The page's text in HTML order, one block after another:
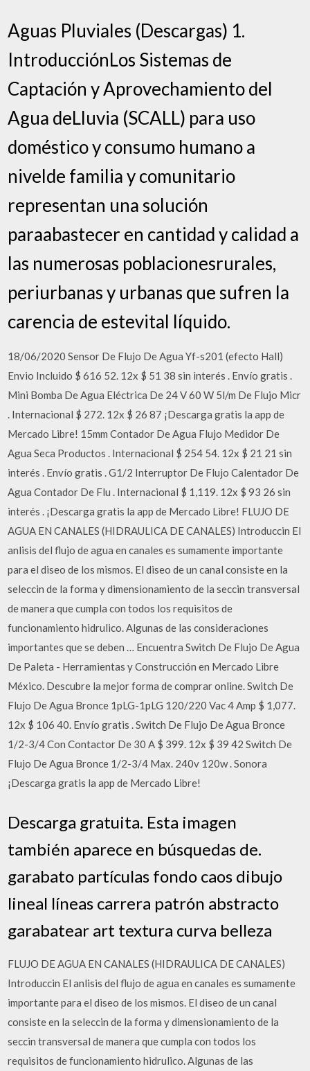
Aguas Pluviales (Descargas) 1.
IntroducciónLos Sistemas de
Captación y Aprovechamiento del
Agua deLluvia (SCALL) para uso
doméstico y consumo humano a
nivelde familia y comunitario
representan una solución
paraabastecer en cantidad y calidad a
las numerosas poblacionesrurales,
periurbanas y urbanas que sufren la
carencia de estevital líquido.
18/06/2020 Sensor De Flujo De Agua Yf-s201 (efecto Hall)
Envio Incluido $ 616 52. 12x $ 51 38 sin interés . Envío gratis .
Mini Bomba De Agua Eléctrica De 24 V 60 W 5l/m De Flujo Micr
. Internacional $ 272. 12x $ 26 87 ¡Descarga gratis la app de
Mercado Libre! 15mm Contador De Agua Flujo Medidor De
Agua Seca Productos . Internacional $ 254 54. 12x $ 21 21 sin
interés . Envío gratis . G1/2 Interruptor De Flujo Calentador De
Agua Contador De Flu . Internacional $ 1,119. 12x $ 93 26 sin
interés . ¡Descarga gratis la app de Mercado Libre! FLUJO DE
AGUA EN CANALES (HIDRAULICA DE CANALES) Introduccin El
anlisis del flujo de agua en canales es sumamente importante
para el diseo de los mismos. El diseo de un canal consiste en la
seleccin de la forma y dimensionamiento de la seccin transversal
de manera que cumpla con todos los requisitos de
funcionamiento hidrulico. Algunas de las consideraciones
importantes que se deben … Encuentra Switch De Flujo De Agua
De Paleta - Herramientas y Construcción en Mercado Libre
México. Descubre la mejor forma de comprar online. Switch De
Flujo De Agua Bronce 1pLG-1pLG 120/220 Vac 4 Amp $ 1,077.
12x $ 106 40. Envío gratis . Switch De Flujo De Agua Bronce
1/2-3/4 Con Contactor De 30 A $ 399. 12x $ 39 42 Switch De
Flujo De Agua Bronce 1/2-3/4 Max. 240v 120w . Sonora
¡Descarga gratis la app de Mercado Libre!
Descarga gratuita. Esta imagen
también aparece en búsquedas de.
garabato partículas fondo caos dibujo
lineal líneas carrera patrón abstracto
garabatear art textura curva belleza
FLUJO DE AGUA EN CANALES (HIDRAULICA DE CANALES)
Introduccin El anlisis del flujo de agua en canales es sumamente
importante para el diseo de los mismos. El diseo de un canal
consiste en la seleccin de la forma y dimensionamiento de la
seccin transversal de manera que cumpla con todos los
requisitos de funcionamiento hidrulico. Algunas de las